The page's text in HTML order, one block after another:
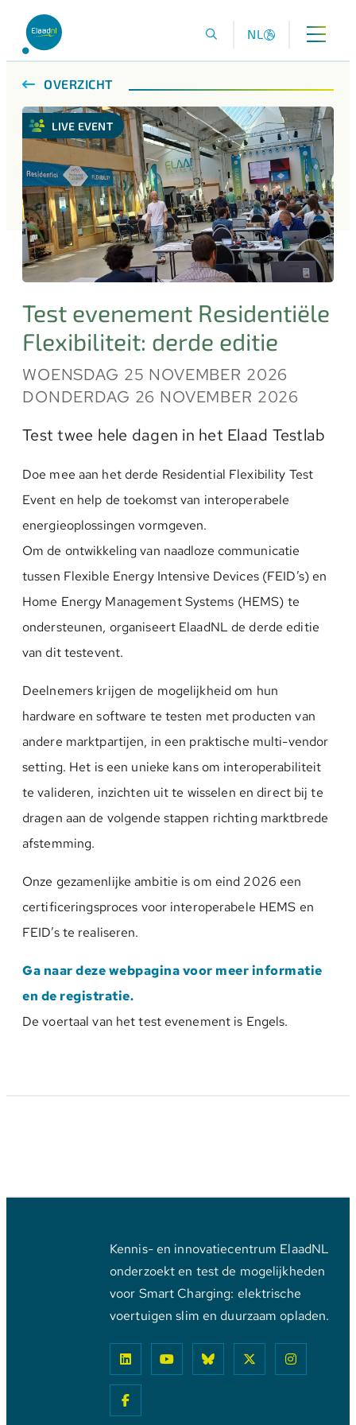
NL
OVERZICHT
LIVE EVENT
Test evenement Residentiële
Flexibiliteit: derde editie
WOENSDAG 25 NOVEMBER 2026
DONDERDAG 26 NOVEMBER 2026
Test twee hele dagen in het Elaad Testlab
Doe mee aan het derde Residential Flexibility Test
Event en help de toekomst van interoperabele
energieoplossingen vormgeven.
Om de ontwikkeling van naadloze communicatie
tussen Flexible Energy Intensive Devices (FEID’s) en
Home Energy Management Systems (HEMS) te
ondersteunen, organiseert ElaadNL de derde editie
van dit testevent.
Deelnemers krijgen de mogelijkheid om hun
hardware en software te testen met producten van
andere marktpartijen, in een praktische multi-vendor
setting. Het is een unieke kans om interoperabiliteit
te valideren, inzichten uit te wisselen en direct bij te
dragen aan de volgende stappen richting marktbrede
afstemming.
Onze gezamenlijke ambitie is om eind 2026 een
certificeringsproces voor interoperabele HEMS en
FEID’s te realiseren.
Ga naar deze webpagina voor meer informatie
en de registratie.
De voertaal van het test evenement is Engels.
Kennis- en innovatiecentrum ElaadNL
onderzoekt en test de mogelijkheden
voor Smart Charging: elektrische
voertuigen slim en duurzaam opladen.